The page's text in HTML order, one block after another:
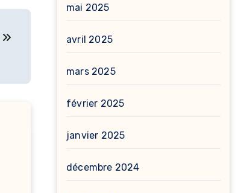
mai 2025
avril 2025
mars 2025
février 2025
janvier 2025
décembre 2024